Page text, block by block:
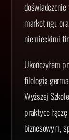
marketingu
niemieckimi
Ukończyłem
filologia
Wyższej
praktyce
biznesowym,